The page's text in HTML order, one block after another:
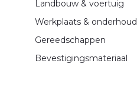
Landbouw & voertuig
Werkplaats & onderhoud
Gereedschappen
Bevestigingsmateriaal